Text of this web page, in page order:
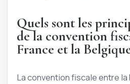
Quels sont les
de la convention
France et la
La convention fiscale entre la